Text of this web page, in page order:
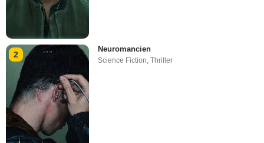
2
Neuromancien
Science Fiction ,Thriller